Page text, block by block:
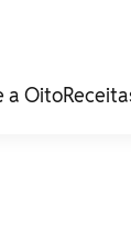
a Oito